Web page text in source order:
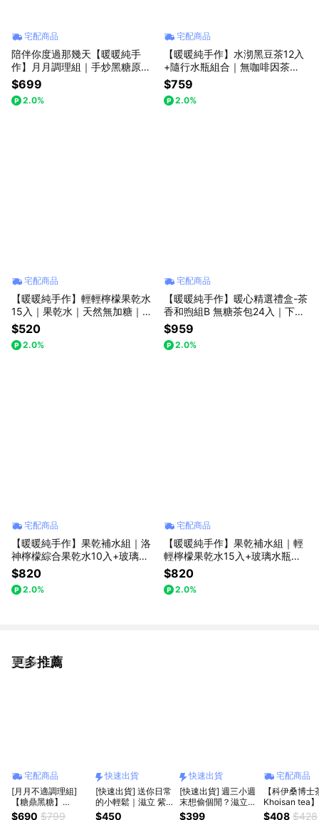
宅配商品
陪伴你度過那幾天【暖暖純手
作】月月調理組｜手炒黑糖原片
薑茶230g x 2罐｜5口味任選｜
調理身體｜送禮首選
$699
2.0%
宅配商品
【暖暖純手作】水沏黑豆茶12入
+隨行水瓶組合｜無咖啡因茶｜
下午茶
$759
2.0%
宅配商品
【暖暖純手作】輕輕檸檬果乾水
15入｜果乾水｜天然無加糖｜送
禮推薦
$520
2.0%
宅配商品
【暖暖純手作】暖心精選禮盒-茶
香和煦組B 無糖茶包24入｜下午
茶｜無咖啡因茶｜貼心送禮
$959
2.0%
宅配商品
【暖暖純手作】果乾補水組｜洛
神檸檬綜合果乾水10入+玻璃水
瓶｜果乾水｜天然無加糖｜送禮
推薦
$820
2.0%
宅配商品
【暖暖純手作】果乾補水組｜輕
輕檸檬果乾水15入+玻璃水瓶｜
果乾水｜天然無加糖｜送禮推薦
$820
2.0%
更多推薦
看更多
宅配商品
[月月不適調理組]
【糖鼎黑糖】
『LINE 禮物獨家』
$690 $799
快速出貨
[快速出貨] 送你日常
的小輕鬆｜滋立 紫
蘇舒暢養生茶 10入
$450
快速出貨
[快速出貨] 週三小週
末想偷個閒？滋立
菊花清涼養生茶 10
$399
宅配商品
【科伊桑博士
Khoisan tea
經典元氣組|
$408 $428